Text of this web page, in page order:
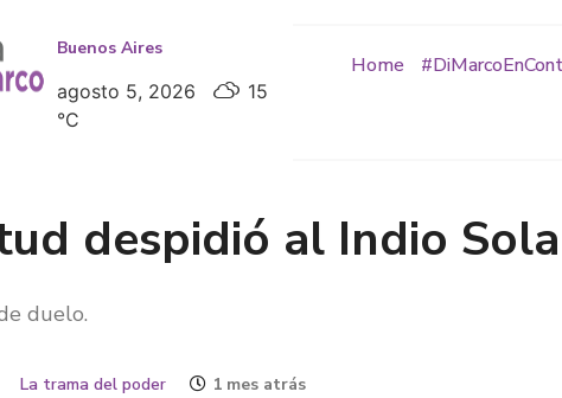
Buenos Aires
agosto 5, 2026
15
°C
Home
despidió al Indio
duelo.
La trama del poder 1 mes atrás